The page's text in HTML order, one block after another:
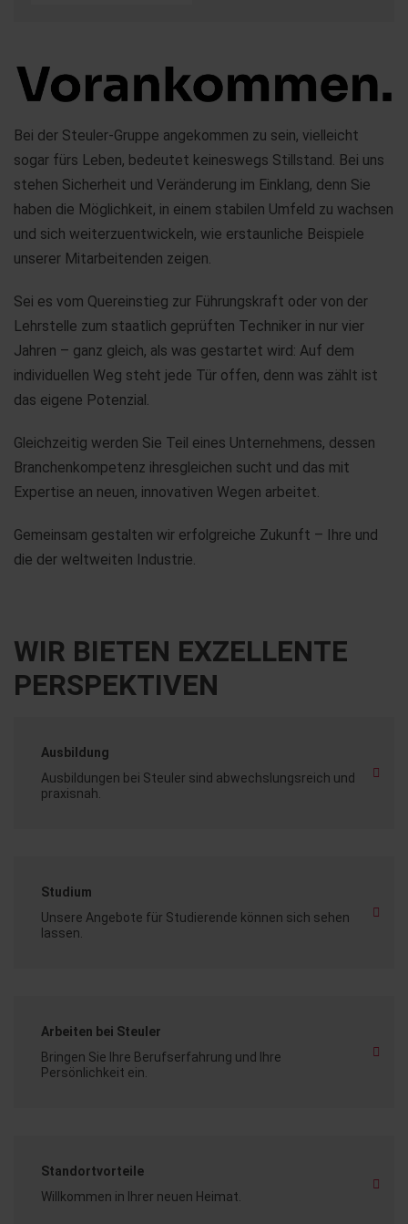
Bei der Steuler-Gruppe angekommen zu sein, vielleicht
sogar fürs Leben, bedeutet keineswegs Stillstand. Bei uns
stehen Sicherheit und Veränderung im Einklang, denn Sie
haben die Möglichkeit, in einem stabilen Umfeld zu wachsen
und sich weiterzuentwickeln, wie erstaunliche Beispiele
unserer Mitarbeitenden zeigen.
Sei es vom Quereinstieg zur Führungskraft oder von der
Lehrstelle zum staatlich geprüften Techniker in nur vier
Jahren – ganz gleich, als was gestartet wird: Auf dem
individuellen Weg steht jede Tür offen, denn was zählt ist
das eigene Potenzial.
Gleichzeitig werden Sie Teil eines Unternehmens, dessen
Branchenkompetenz ihresgleichen sucht und das mit
Expertise an neuen, innovativen Wegen arbeitet.
Gemeinsam gestalten wir erfolgreiche Zukunft – Ihre und
die der weltweiten Industrie.
WIR BIETEN EXZELLENTE
PERSPEKTIVEN
Ausbildung
Ausbildungen bei Steuler sind abwechslungsreich und
praxisnah.
Studium
Unsere Angebote für Studierende können sich sehen
lassen.
Arbeiten bei Steuler
Bringen Sie Ihre Berufserfahrung und Ihre
Persönlichkeit ein.
Standortvorteile
Willkommen in Ihrer neuen Heimat.